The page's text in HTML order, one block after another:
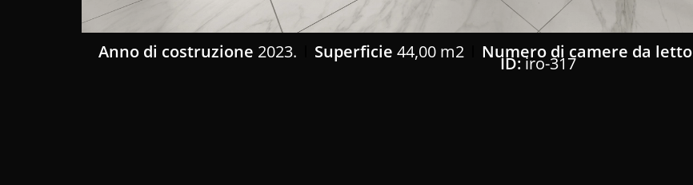
Anno di costruzione 2023. Superficie 44,00 m2 Numero di camere da letto
ID:iro-317